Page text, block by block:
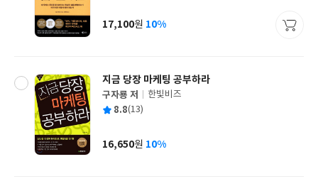
사
가
17,100원 10%
지금 당장 마케팅 공부하라
글
쓴
구자룡 저
출
사
한빛비즈
평 8.8(13)
가
16,650원 10%